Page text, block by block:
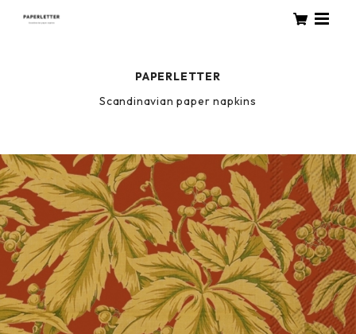
PAPERLETTER
Scandinavian paper napkins